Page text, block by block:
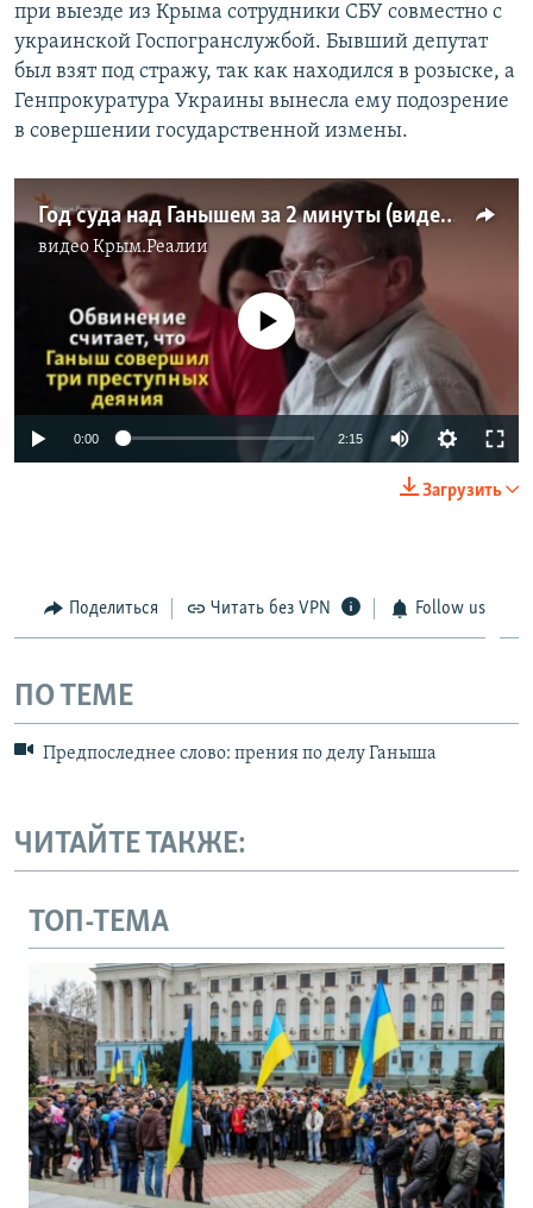
при выезде из Крыма сотрудники СБУ совместно с
украинской Госпогранслужбой. Бывший депутат
был взят под стражу, так как находился в розыске, а
Генпрокуратура Украины вынесла ему подозрение
в совершении государственной измены.
Год суда над Ганышем за 2 минуты (видео)
видеоКрым.Реалии
No media source currently available
0:00 2:15
Загрузить
Поделиться Читать без VPN Follow us
ПО ТЕМЕ
Предпоследнее слово: прения по делу Ганыша
ЧИТАЙТЕ ТАКЖЕ:
ТОП-ТЕМА